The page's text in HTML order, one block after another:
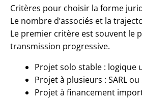
Critères pour choisir la forme
Le nombre d’associés et la
Le premier critère est souvent le
transmission progressive.
Projet solo stable : logique
Projet à plusieurs : SARL
Projet à financement